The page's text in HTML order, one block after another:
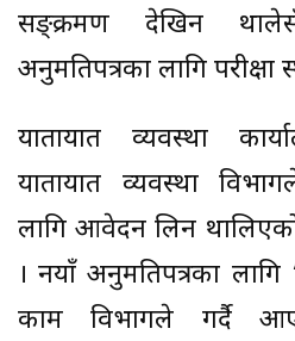
सङ्क्रमण देखिन
अनुमतिपत्रका लागि परीक्षा
यातायात व्यवस्था
यातायात व्यवस्था
लागि आवेदन लिन
। नयाँ अनुमतिपत्रका
काम विभागले गर्दै